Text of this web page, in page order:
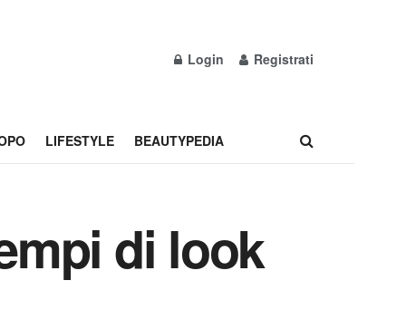
Login Registrati
LIFESTYLE BEAUTYPEDIA
di look